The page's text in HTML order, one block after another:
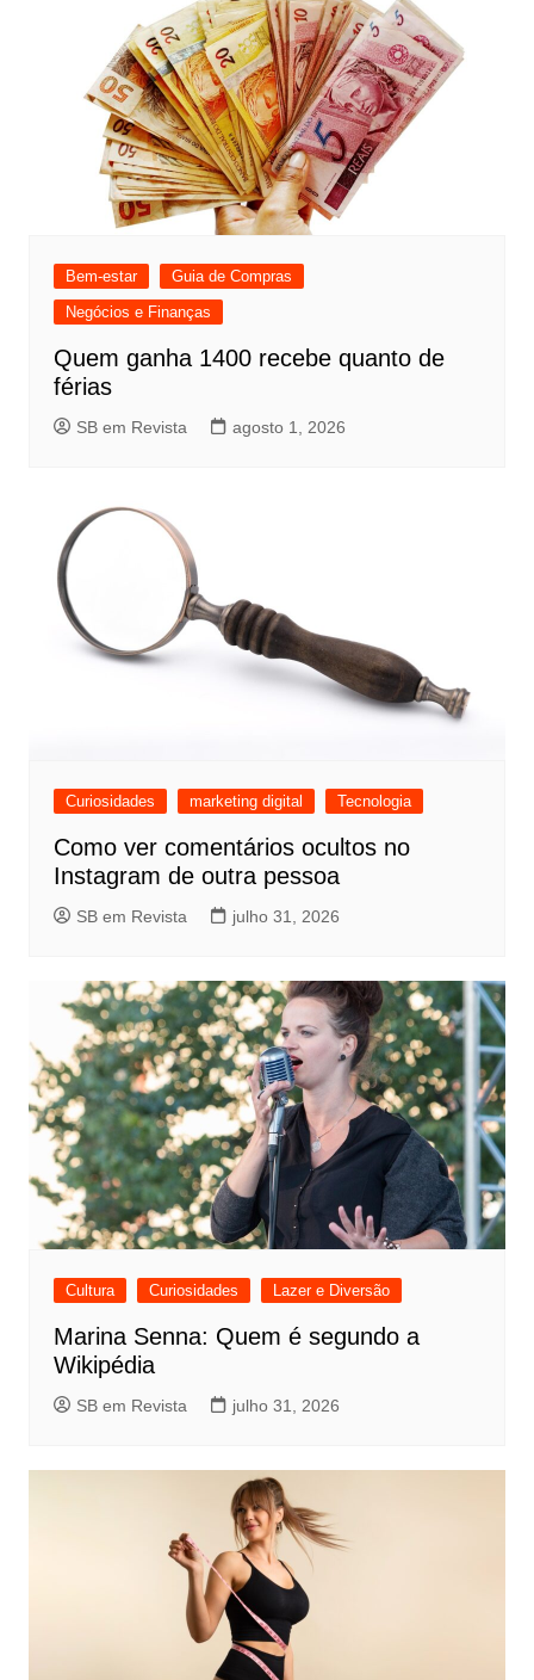
Bem-estar
Guia de Compras
Negócios e Finanças
Quem ganha 1400 recebe quanto de
férias
SB em Revista agosto 1, 2026
Curiosidades marketing digital Tecnologia
Como ver comentários ocultos no
Instagram de outra pessoa
SB em Revista julho 31, 2026
Cultura Curiosidades Lazer e Diversão
Marina Senna: Quem é segundo a
Wikipédia
SB em Revista julho 31, 2026